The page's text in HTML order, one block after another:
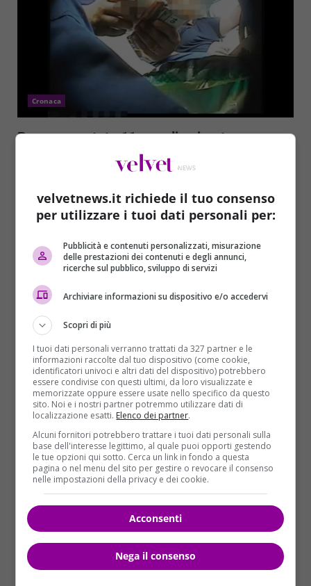
Cronaca
Roma, arrestate 11 guardie giurate.
L’accusa: “Rubavano dalle macchinette
Domenico Coviello 05/12/2018
Sono state arrestate a Roma, e poste ai domiciliari,
Read More
Cronaca
Blitz a Milano: “Le mani della mafia sulla
Lidl e sui vigilantes del tribunale”
Redazione Velvet News
Retata all’alba fra Milano, Lombardia e Sicilia: 15
arresti e due fermi per le attività criminali di una...
velvetnews.it richiede il tuo consenso
per utilizzare i tuoi dati personali per:
Pubblicità e contenuti personalizzati, misurazione
delle prestazioni dei contenuti e degli annunci,
ricerche sul pubblico, sviluppo di servizi
Archiviare informazioni su dispositivo e/o accedervi
Scopri di più
I tuoi dati personali verranno trattati da 327 partner e le
informazioni raccolte dal tuo dispositivo (come cookie,
identificatori univoci e altri dati del dispositivo) potrebbero
essere condivise con questi ultimi, da loro visualizzate e
memorizzate oppure essere usate nello specifico da questo
sito. Noi e i nostri partner potremmo utilizzare dati di
localizzazione esatti. Elenco dei partner.
Alcuni fornitori potrebbero trattare i tuoi dati personali sulla
base dell'interesse legittimo, al quale puoi opporti gestendo
le tue opzioni qui sotto. Cerca un link in fondo a questa
pagina o nel menu del sito per gestire o revocare il consenso
nelle impostazioni della privacy e dei cookie.
Acconsenti
Nega il consenso